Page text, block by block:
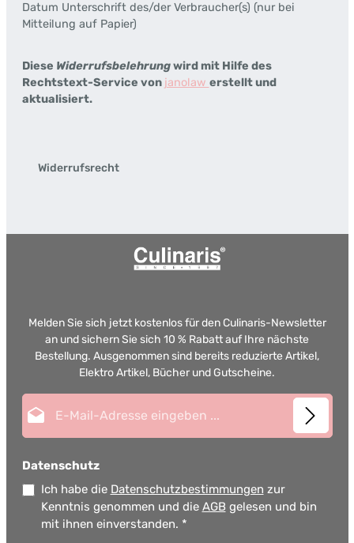
Datum Unterschrift des/der Verbraucher(s) (nur bei
Mitteilung auf Papier)
Diese Widerrufsbelehrungwird mit Hilfe des
Rechtstext-Service von janolaw erstellt und
aktualisiert.
Widerrufsrecht
Melden Sie sich jetzt kostenlos für den Culinaris-Newsletter
an und sichern Sie sich 10 % Rabatt auf Ihre nächste
Bestellung. Ausgenommen sind bereits reduzierte Artikel,
Elektro Artikel, Bücher und Gutscheine.
Datenschutz
Ich habe die Datenschutzbestimmungen zur
Kenntnis genommen und die AGB gelesen und bin
mit ihnen einverstanden. *